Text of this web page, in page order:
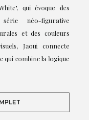
qui évoque des
néo-figurative
et des couleurs
Jaoui connecte
qui combine la logique